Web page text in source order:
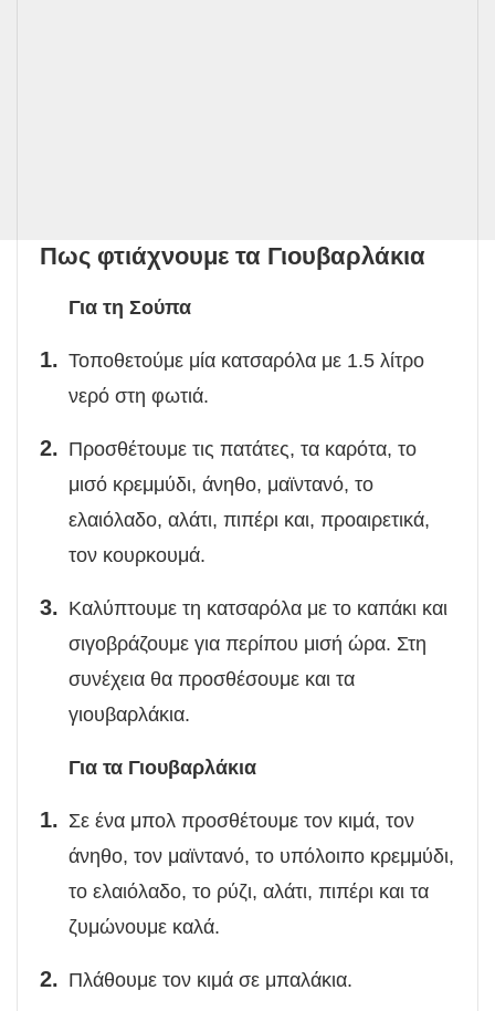
Πως φτιάχνουμε τα Γιουβαρλάκια
Για τη Σούπα
Τοποθετούμε μία κατσαρόλα με 1.5 λίτρο
νερό στη φωτιά.
Προσθέτουμε τις πατάτες, τα καρότα, το
μισό κρεμμύδι, άνηθο, μαϊντανό, το
ελαιόλαδο, αλάτι, πιπέρι και, προαιρετικά,
τον κουρκουμά.
Καλύπτουμε τη κατσαρόλα με το καπάκι και
σιγοβράζουμε για περίπου μισή ώρα. Στη
συνέχεια θα προσθέσουμε και τα
γιουβαρλάκια.
Για τα Γιουβαρλάκια
Σε ένα μπολ προσθέτουμε τον κιμά, τον
άνηθο, τον μαϊντανό, το υπόλοιπο κρεμμύδι,
το ελαιόλαδο, το ρύζι, αλάτι, πιπέρι και τα
ζυμώνουμε καλά.
Πλάθουμε τον κιμά σε μπαλάκια.